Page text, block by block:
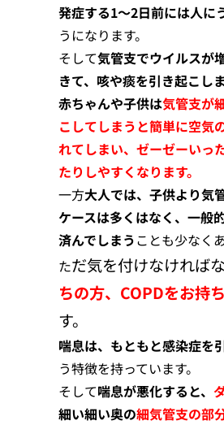
発症する1～2日前には人に
うになります。
そして気管支でウイルスが
きて、咳や痰を引き起こしま
赤ちゃんや子供は気管支が
こしてしまうと簡単に空気
れてしまい、ゼーゼーいっ
たりしやすくなります。
一方大人では、子供より気
ケースは多くはなく、一般
済んでしまうことも少なく
ただ気を付けなければ
ちの方、COPDをお持
す。
喘息は、もともと感染症を
う特徴を持っています。
そして喘息が悪化すると、
細い細い奥の細気管支の部